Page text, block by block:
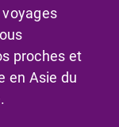
proches et
en Asie du